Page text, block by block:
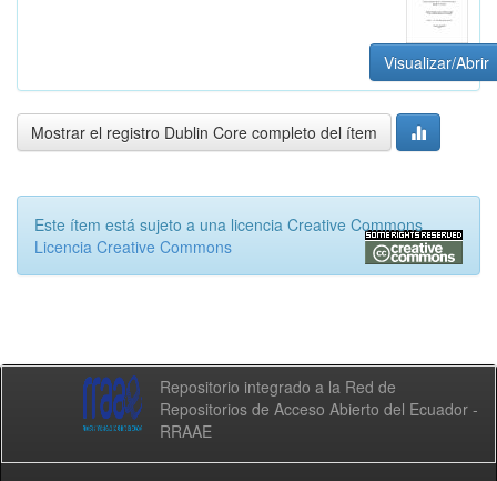
Visualizar/Abrir
Mostrar el registro Dublin Core completo del ítem
Este ítem está sujeto a una licencia Creative Commons
Licencia Creative Commons
Repositorio integrado a la Red de
Repositorios de Acceso Abierto del Ecuador -
RRAAE